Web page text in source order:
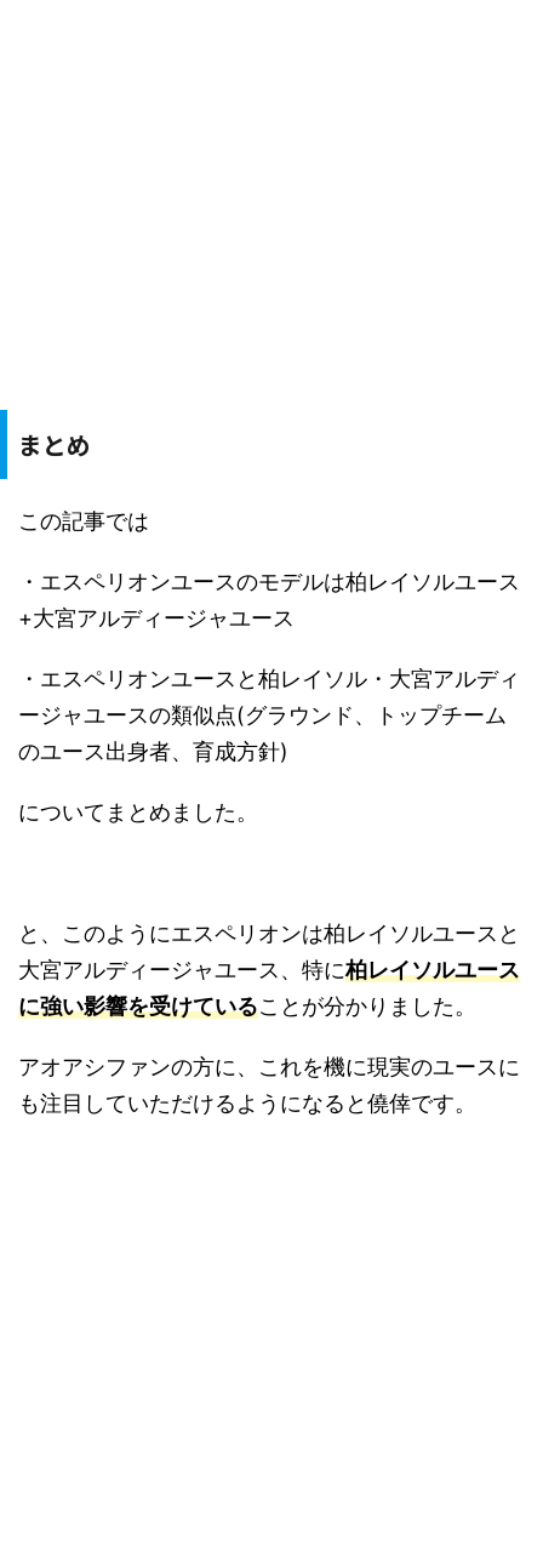
まとめ
この記事では
・エスペリオンユースのモデルは柏レイソルユース
+大宮アルディージャユース
・エスペリオンユースと柏レイソル・大宮アルディ
ージャユースの類似点(グラウンド、トップチーム
のユース出身者、育成方針)
についてまとめました。
と、このようにエスペリオンは柏レイソルユースと
大宮アルディージャユース、特に柏レイソルユース
に強い影響を受けていることが分かりました。
アオアシファンの方に、これを機に現実のユースに
も注目していただけるようになると僥倖です。